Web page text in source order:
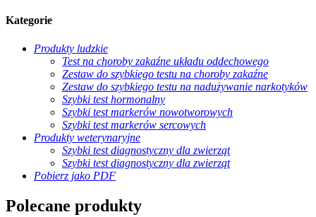
Kategorie
Produkty ludzkie
Test na choroby zakaźne układu oddechowego
Zestaw do szybkiego testu na choroby zakaźne
Zestaw do szybkiego testu na nadużywanie narkotyków
Szybki test hormonalny
Szybki test markerów nowotworowych
Szybki test markerów sercowych
Produkty weterynaryjne
Szybki test diagnostyczny dla zwierząt
Szybki test diagnostyczny dla zwierząt
Pobierz jako PDF
Polecane produkty